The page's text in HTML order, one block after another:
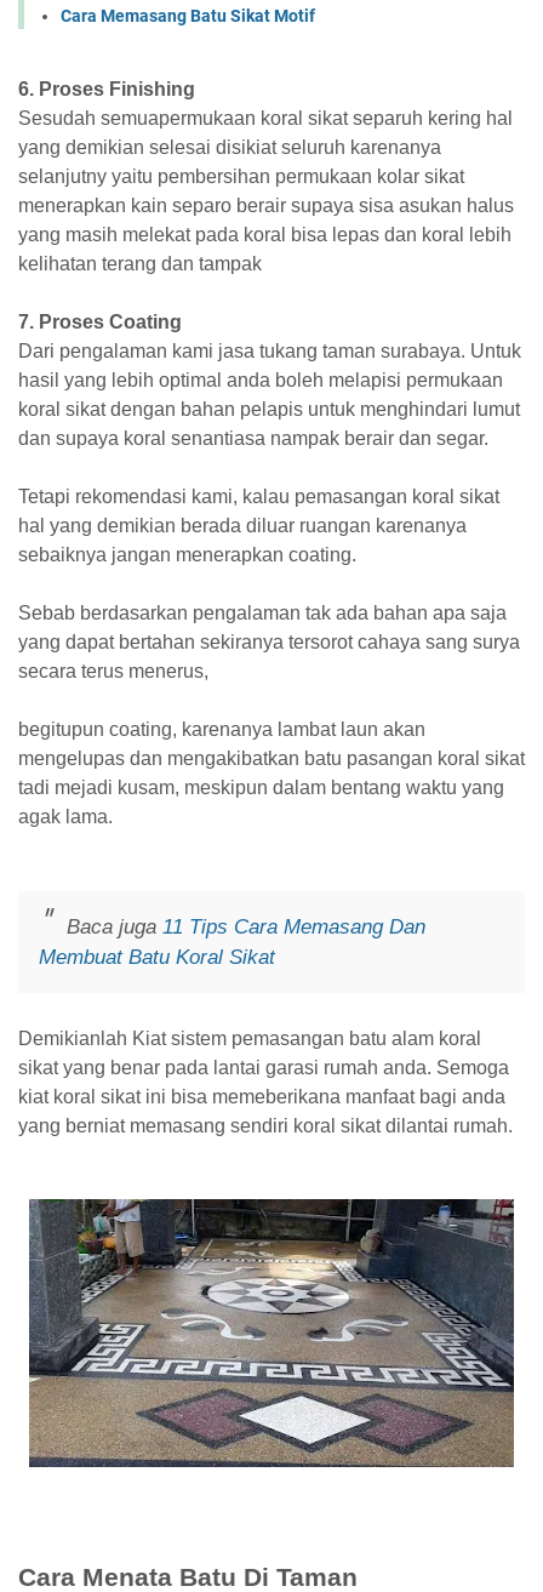
Cara Memasang Batu Sikat Motif
6. Proses Finishing
Sesudah semuapermukaan koral sikat separuh kering hal
yang demikian selesai disikiat seluruh karenanya
selanjutny yaitu pembersihan permukaan kolar sikat
menerapkan kain separo berair supaya sisa asukan halus
yang masih melekat pada koral bisa lepas dan koral lebih
kelihatan terang dan tampak
7. Proses Coating
Dari pengalaman kami jasa tukang taman surabaya. Untuk
hasil yang lebih optimal anda boleh melapisi permukaan
koral sikat dengan bahan pelapis untuk menghindari lumut
dan supaya koral senantiasa nampak berair dan segar.
Tetapi rekomendasi kami, kalau pemasangan koral sikat
hal yang demikian berada diluar ruangan karenanya
sebaiknya jangan menerapkan coating.
Sebab berdasarkan pengalaman tak ada bahan apa saja
yang dapat bertahan sekiranya tersorot cahaya sang surya
secara terus menerus,
begitupun coating, karenanya lambat laun akan
mengelupas dan mengakibatkan batu pasangan koral sikat
tadi mejadi kusam, meskipun dalam bentang waktu yang
agak lama.
Baca juga 11 Tips Cara Memasang Dan
Membuat Batu Koral Sikat
Demikianlah Kiat sistem pemasangan batu alam koral
sikat yang benar pada lantai garasi rumah anda. Semoga
kiat koral sikat ini bisa memeberikana manfaat bagi anda
yang berniat memasang sendiri koral sikat dilantai rumah.
Cara Menata Batu Di Taman